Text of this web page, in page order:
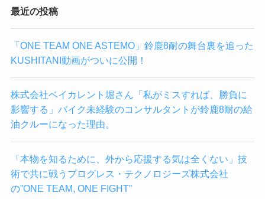
最近の投稿
「ONE TEAM ONE ASTEMO」鈴鹿8耐の舞台裏を追った
KUSHITANI動画がついに公開！
株式会社ベイカレント堀さん「私がミスすれば、勝負に
影響する」バイク未経験のコンサルタントが鈴鹿8耐の給
油クルーになった理由。
「本物を知るために、外から応援する気は全くない」技
術で共に戦うプログレス・テクノロジーズ株式会社
の”ONE TEAM, ONE FIGHT”